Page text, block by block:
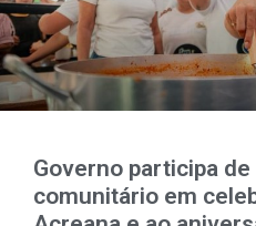
Governo participa
comunitário em